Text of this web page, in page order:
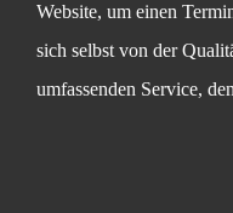
Website, um einen
sich selbst von der
umfassenden Service,